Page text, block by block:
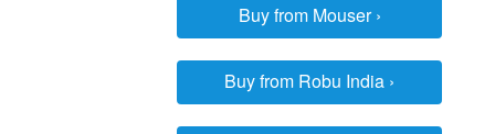
Buy from Mouser ›
Buy from Robu India ›